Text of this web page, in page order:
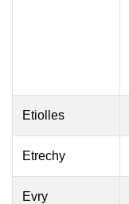
Etiolles
Etrechy
Evry